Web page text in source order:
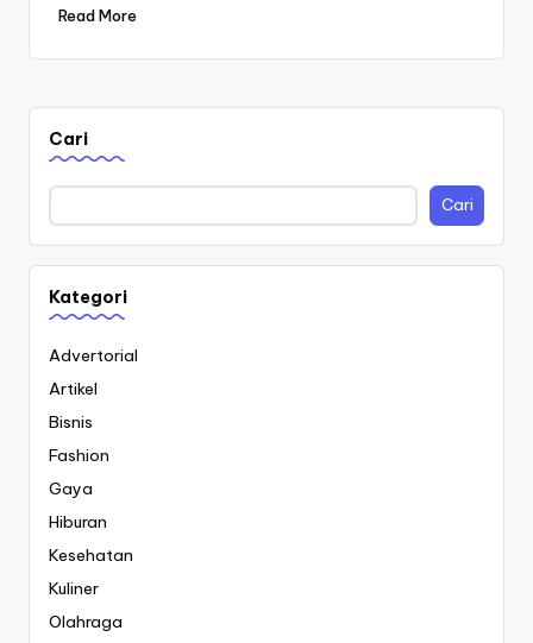
Read More
Cari
Cari
Kategori
Advertorial
Artikel
Bisnis
Fashion
Gaya
Hiburan
Kesehatan
Kuliner
Olahraga